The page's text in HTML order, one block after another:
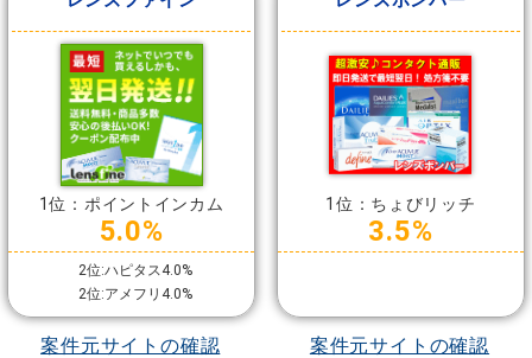
1位：ポイントインカム
5.0%
2位:ハピタス4.0%
2位:アメフリ4.0%
案件元サイトの確認
1位：ちょびリッチ
3.5%
案件元サイトの確認